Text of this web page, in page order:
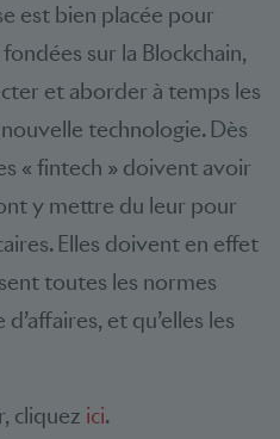
est bien placée pour
sur la Blockchain,
et aborder à temps les
technologie. Dès
« fintech » doivent avoir
y mettre du leur pour
Elles doivent en effet
toutes les normes
et qu’elles les
cliquez ici.